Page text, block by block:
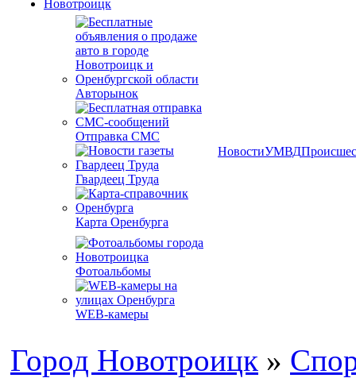
Авторынок
Отправка СМС
Гвардеец Труда
Карта Оренбурга
Фотоальбомы
WEB-камеры
НовостиУМВД
Город Новотроицк »